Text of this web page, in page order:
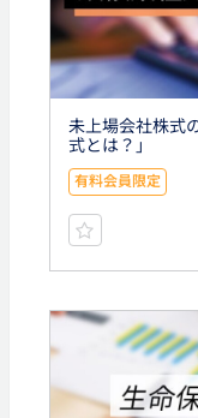
未上場会社株式
式とは？」
有料会員限定